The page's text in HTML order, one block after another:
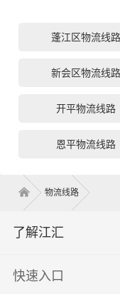
蓬江区物流线路
新会区物流线路
开平物流线路
恩平物流线路
物流线路
了解江汇
快速入口